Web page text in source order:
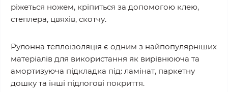
ріжеться ножем, кріпиться за допомогою клею,
степлера, цвяхів, скотчу.
Рулонна теплоізоляція є одним з найпопулярніших
матеріалів для використання як вирівнююча та
амортизуюча підкладка під: ламінат, паркетну
дошку та інші підлогові покриття.